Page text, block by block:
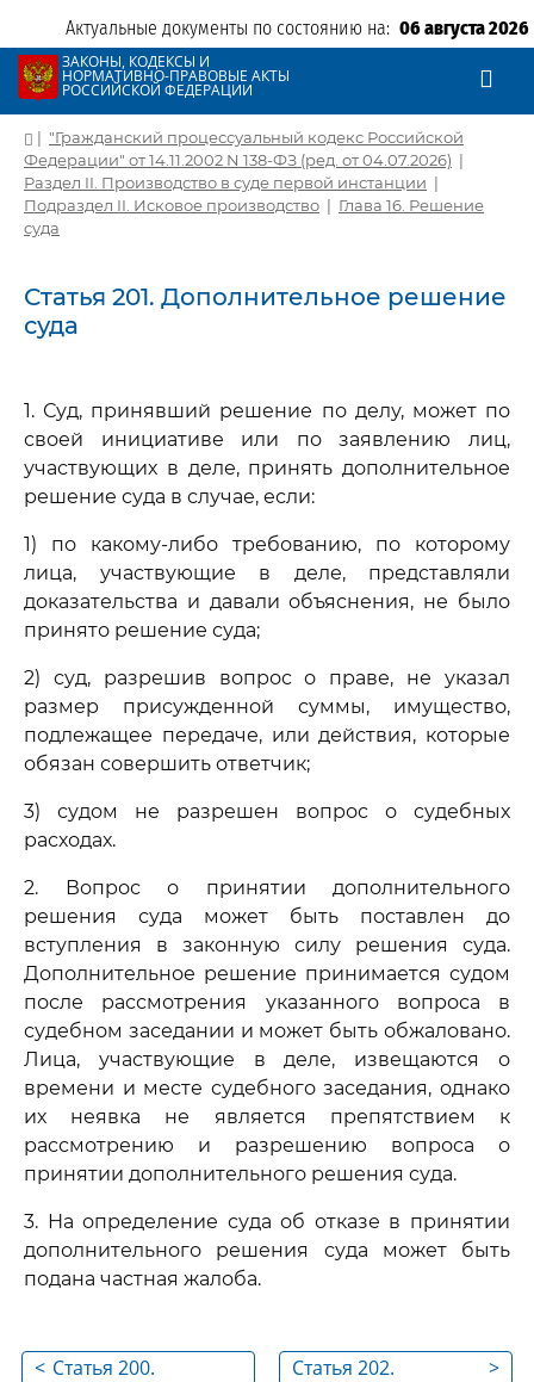
Актуальные документы по состоянию на: 06 августа 2026
ЗАКОНЫ, КОДЕКСЫ И
НОРМАТИВНО-ПРАВОВЫЕ АКТЫ
РОССИЙСКОЙ ФЕДЕРАЦИИ
| "Гражданский процессуальный кодекс Российской
Федерации" от 14.11.2002 N 138-ФЗ (ред. от 04.07.2026) |
Раздел II. Производство в суде первой инстанции |
Подраздел II. Исковое производство | Глава 16. Решение
суда
Статья 201. Дополнительное решение
суда
1. Суд, принявший решение по делу, может по
своей инициативе или по заявлению лиц,
участвующих в деле, принять дополнительное
решение суда в случае, если:
1) по какому-либо требованию, по которому
лица, участвующие в деле, представляли
доказательства и давали объяснения, не было
принято решение суда;
2) суд, разрешив вопрос о праве, не указал
размер присужденной суммы, имущество,
подлежащее передаче, или действия, которые
обязан совершить ответчик;
3) судом не разрешен вопрос о судебных
расходах.
2. Вопрос о принятии дополнительного
решения суда может быть поставлен до
вступления в законную силу решения суда.
Дополнительное решение принимается судом
после рассмотрения указанного вопроса в
судебном заседании и может быть обжаловано.
Лица, участвующие в деле, извещаются о
времени и месте судебного заседания, однако
их неявка не является препятствием к
рассмотрению и разрешению вопроса о
принятии дополнительного решения суда.
3. На определение суда об отказе в принятии
дополнительного решения суда может быть
подана частная жалоба.
< Статья 200.
>
Статья 202.